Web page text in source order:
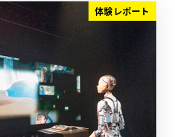
体験レポート